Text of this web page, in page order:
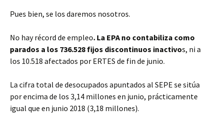
Pues bien, se los daremos nosotros.
No hay récord de empleo. La EPA no contabiliza como
parados a los 736.528 fijos discontinuos inactivos, ni a
los 10.518 afectados por ERTES de fin de junio.
La cifra total de desocupados apuntados al SEPE se sitúa
por encima de los 3,14 millones en junio, prácticamente
igual que en junio 2018 (3,18 millones).